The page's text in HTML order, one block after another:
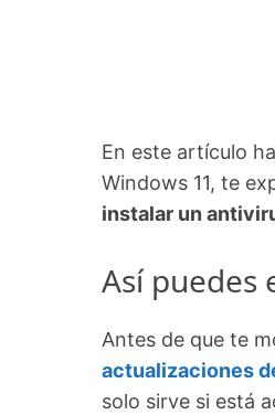
En este artículo
Windows 11, te
instalar un
Así puedes
Antes de que te
actualizaciones
solo sirve si está